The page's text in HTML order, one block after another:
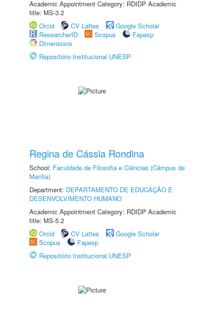
Academic Appointment Category: RDIDP Academic
title: MS-3.2
Orcid
CV Lattes
Google Scholar
ResearcherID
Scopus
Fapesp
Dimensions
Repositório Institucional UNESP
Regina de Cássia Rondina
School: Faculdade de Filosofia e Ciências (Câmpus de
Marília)
Department: DEPARTAMENTO DE EDUCAÇÃO E
DESENVOLVIMENTO HUMANO
Academic Appointment Category: RDIDP Academic
title: MS-5.2
Orcid
CV Lattes
Google Scholar
Scopus
Fapesp
Repositório Institucional UNESP